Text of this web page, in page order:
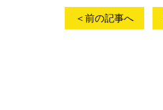
＜前の記事へ